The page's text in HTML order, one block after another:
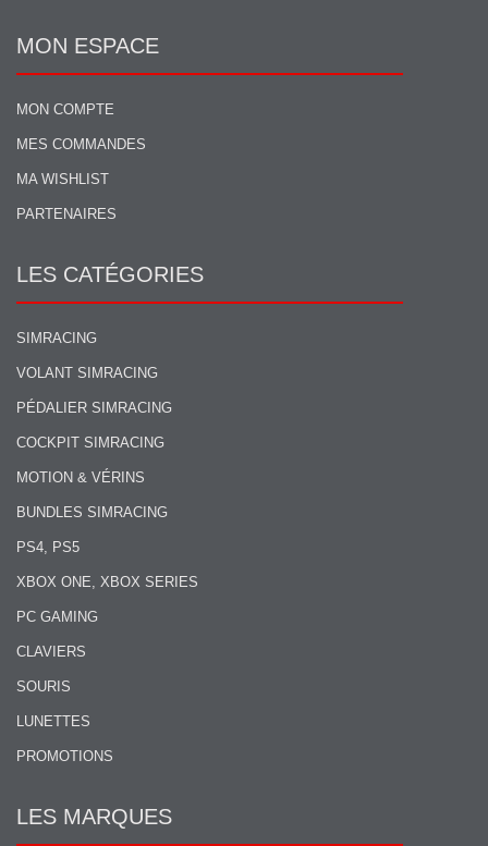
MON ESPACE
MON COMPTE
MES COMMANDES
MA WISHLIST
PARTENAIRES
LES CATÉGORIES
SIMRACING
VOLANT SIMRACING
PÉDALIER SIMRACING
COCKPIT SIMRACING
MOTION & VÉRINS
BUNDLES SIMRACING
PS4, PS5
XBOX ONE, XBOX SERIES
PC GAMING
CLAVIERS
SOURIS
LUNETTES
PROMOTIONS
LES MARQUES